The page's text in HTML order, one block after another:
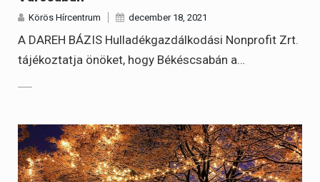
Körös Hírcentrum december 18, 2021
A DAREH BÁZIS Hulladékgazdálkodási Nonprofit Zrt.
tájékoztatja önöket, hogy Békéscsabán a…